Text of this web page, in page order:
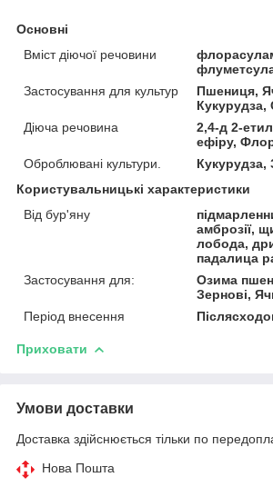
Основні
Вміст діючої речовини
Застосування для культур
Пшениця,
Діюча речовина
2,4-д 2-
ефіру,
Оброблювані культури.
Користувальницькі характеристики
Від бур'яну
амброзії,
лобода,
падалица
Застосування для:
Озима
Зернові,
Період внесення
Приховати
Умови доставки
Доставка здійснюється тільки по
Нова Пошта